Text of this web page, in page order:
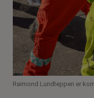
Raimond Lundteppen er